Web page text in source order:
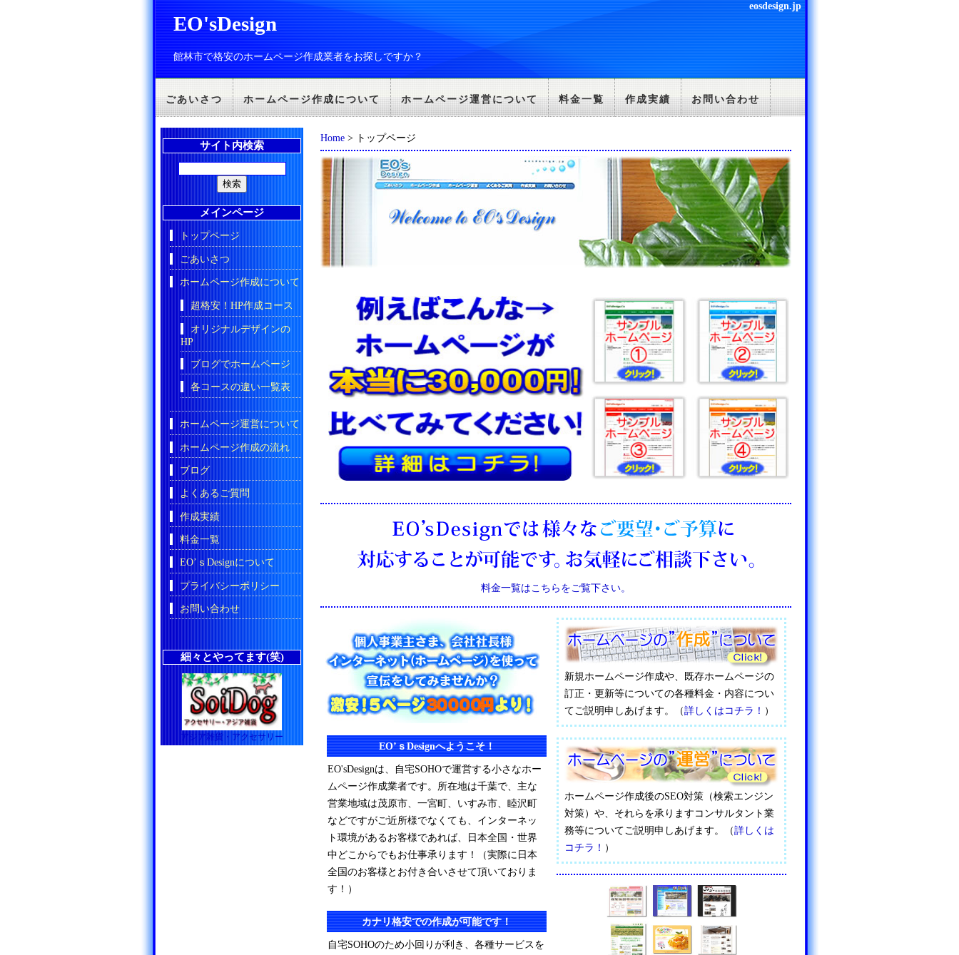
EO'sDesign
館林市で格安のホームページ作成業者をお探しですか？
eosdesign.jp
ごあいさつ ホームページ作成について ホームページ運営について 料金一覧 作成実績 お問い合わせ
Home > トップページ
料金一覧はこちらをご覧下さい。
EO’ｓDesignへようこそ！
EO'sDesignは、自宅SOHOで運営する小さなホー
ムページ作成業者です。所在地は千葉で、主な
営業地域は茂原市、一宮町、いすみ市、睦沢町
などですがご近所様でなくても、インターネッ
ト環境があるお客様であれば、日本全国・世界
中どこからでもお仕事承ります！（実際に日本
全国のお客様とお付き合いさせて頂いておりま
す！）
カナリ格安での作成が可能です！
自宅SOHOのため小回りが利き、各種サービスを
新規ホームページ作成や、既存ホームページの
訂正・更新等についての各種料金・内容につい
てご説明申しあげます。（詳しくはコチラ！ ）
ホームページ作成後のSEO対策（検索エンジン
対策）や、それらを承りますコンサルタント業
務等についてご説明申しあげます。（詳しくは
コチラ！ ）
サイト内検索
メインページ
トップページ
ごあいさつ
ホームページ作成について
超格安！HP作成コース
オリジナルデザインの
HP
ブログでホームページ
各コースの違い一覧表
ホームページ運営について
ホームページ作成の流れ
ブログ
よくあるご質問
作成実績
料金一覧
EO’ｓDesignについて
プライバシーポリシー
お問い合わせ
細々とやってます(笑)
アジア雑貨・アクセサリー